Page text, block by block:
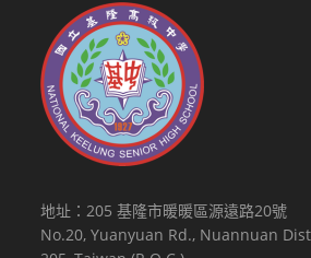
地址：205 基隆市暖暖區源遠路20號
No.20, Yuanyuan Rd., Nuannuan